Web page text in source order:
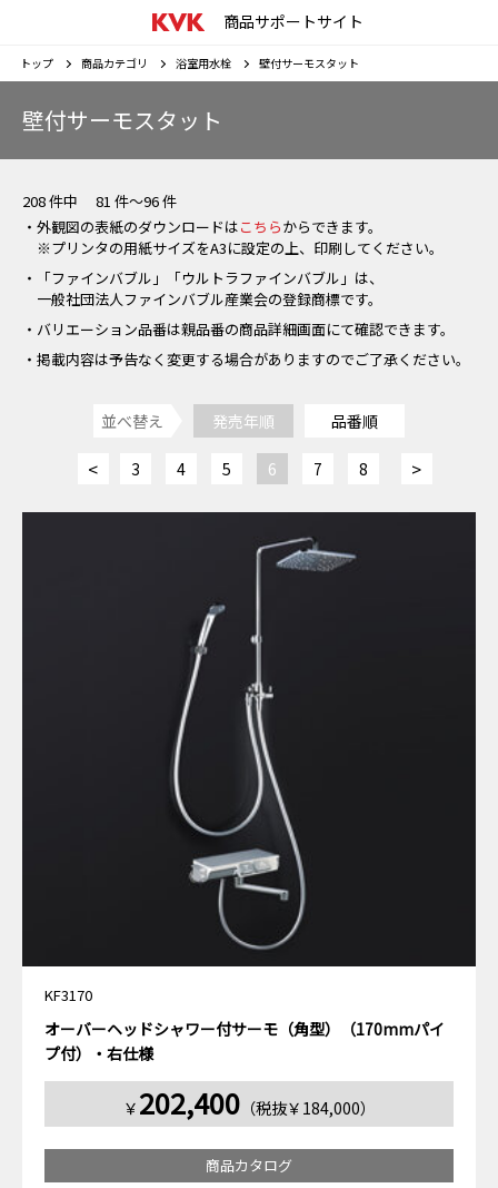
商品サポートサイト
トップ 商品カテゴリ 浴室用水栓 壁付サーモスタット
壁付サーモスタット
208 件中 81 件～96 件
・外観図の表紙のダウンロードはこちらからできます。
※プリンタの用紙サイズをA3に設定の上、印刷してください。
・「ファインバブル」「ウルトラファインバブル」は、
一般社団法人ファインバブル産業会の登録商標です。
・バリエーション品番は親品番の商品詳細画面にて確認できます。
・掲載内容は予告なく変更する場合がありますのでご了承ください。
並べ替え 発売年順 品番順
< 3 4 5 6 7 8 >
KF3170
オーバーヘッドシャワー付サーモ（角型）（170mmパイ
プ付）・右仕様
￥ 202,400（税抜￥184,000）
商品カタログ